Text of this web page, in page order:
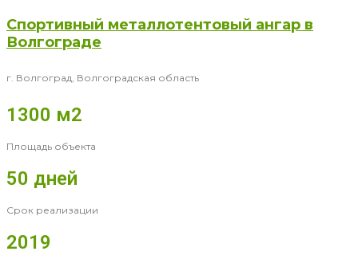
Спортивный металлотентовый ангар в
Волгограде
г. Волгоград, Волгоградская область
1300 м2
Площадь объекта
50 дней
Срок реализации
2019